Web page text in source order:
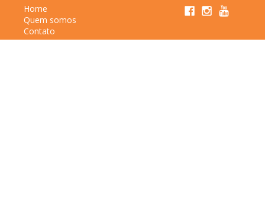
Home
Quem somos
Contato